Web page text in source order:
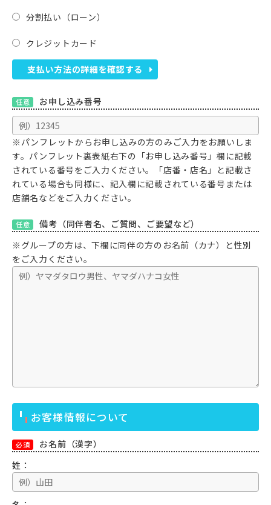
分割払い（ローン）
クレジットカード
支払い方法の詳細を確認する
任意 お申し込み番号
※パンフレットからお申し込みの方のみご入力をお願いしま
す。パンフレット裏表紙右下の「お申し込み番号」欄に記載
されている番号をご入力ください。「店番・店名」と記載さ
れている場合も同様に、記入欄に記載されている番号または
店舗名などをご入力ください。
任意
備考（同伴者名、ご質問、ご要望など）
※グループの方は、下欄に同伴の方のお名前（カナ）と性別
をご入力ください。
お客様情報について
必須
お名前（漢字）
姓：